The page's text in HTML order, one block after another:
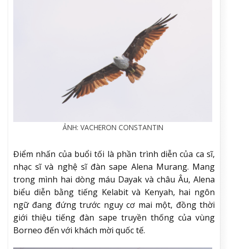
ẢNH: VACHERON CONSTANTIN
Điểm nhấn của buổi tối là phần trình diễn của ca sĩ,
nhạc sĩ và nghệ sĩ đàn sape Alena Murang. Mang
trong mình hai dòng máu Dayak và châu Âu, Alena
biểu diễn bằng tiếng Kelabit và Kenyah, hai ngôn
ngữ đang đứng trước nguy cơ mai một, đồng thời
giới thiệu tiếng đàn sape truyền thống của vùng
Borneo đến với khách mời quốc tế.